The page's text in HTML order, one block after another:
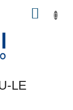
LE